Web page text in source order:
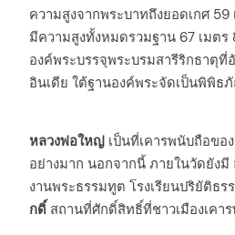
ความสูงจากพระบาทถึงยอดเกศ
มีความสูงทั้งหมดรวมฐาน 67 เมตร
องค์พระบรรจุพระบรมสารีริกธาตุ
อินเดีย ใต้ฐานองค์พระจัดเป็นพิพิธ
หลวงพ่อใหญ่ เป็นที่เคารพนับถือขอ
อย่างมาก นอกจากนี้ ภายในวัดยังมี
งานพระธรรมทูต โรงเรียนปริยัติธร
กดิ์ สถานที่ศักดิ์สิทธิ์ที่ชาวเมืองเคา